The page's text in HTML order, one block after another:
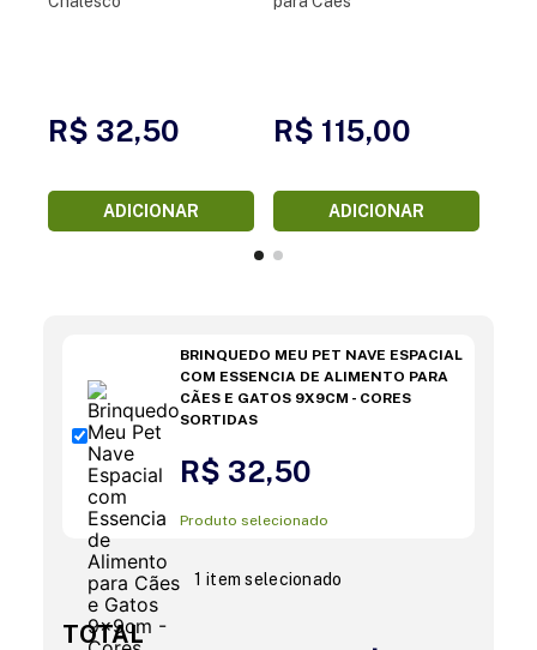
R$ 32,50
ADICIONAR
R$ 115,00
ADICIONAR
BRINQUEDO MEU PET NAVE ESPACIAL
COM ESSENCIA DE ALIMENTO PARA
CÃES E GATOS 9X9CM - CORES
SORTIDAS
R$ 32,50
Produto selecionado
1 item selecionado
TOTAL